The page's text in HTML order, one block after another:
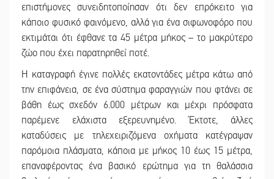
επιστήμονες συνειδητοποίησαν ότι δεν επρόκειτο για
κάποιο φυσικό φαινόμενο, αλλά για ένα σιφωνοφόρο που
εκτιμάται ότι έφθανε τα 45 μέτρα μήκος – το μακρύτερο
ζώο που έχει παρατηρηθεί ποτέ.
Η καταγραφή έγινε πολλές εκατοντάδες μέτρα κάτω από
την επιφάνεια, σε ένα σύστημα φαραγγιών που φτάνει σε
βάθη έως σχεδόν 6.000 μέτρων και μέχρι πρόσφατα
παρέμενε ελάχιστα εξερευνημένο. Έκτοτε, άλλες
καταδύσεις με τηλεχειριζόμενα οχήματα κατέγραψαν
παρόμοια πλάσματα, κάποια με μήκος 10 έως 15 μέτρα,
επαναφέροντας ένα βασικό ερώτημα για τη θαλάσσια